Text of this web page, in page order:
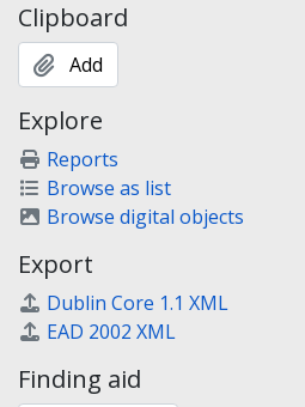
Clipboard
Add
Explore
Reports
Browse as list
Browse digital objects
Export
Dublin Core 1.1 XML
EAD 2002 XML
Finding aid